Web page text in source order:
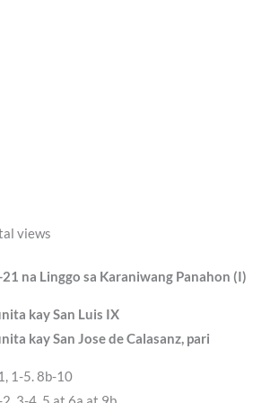
views
na Linggo sa Karaniwang Panahon (I)
kay San Luis IX
kay San Jose de Calasanz, pari
1-5. 8b-10